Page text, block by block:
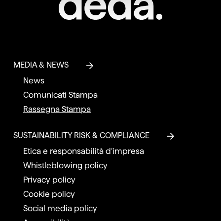
MEDIA & NEWS
News
Comunicati Stampa
Rassegna Stampa
SUSTAINABILITY RISK & COMPLIANCE
Etica e responsabilità d’impresa
Whistleblowing policy
Privacy policy
Cookie policy
Social media policy